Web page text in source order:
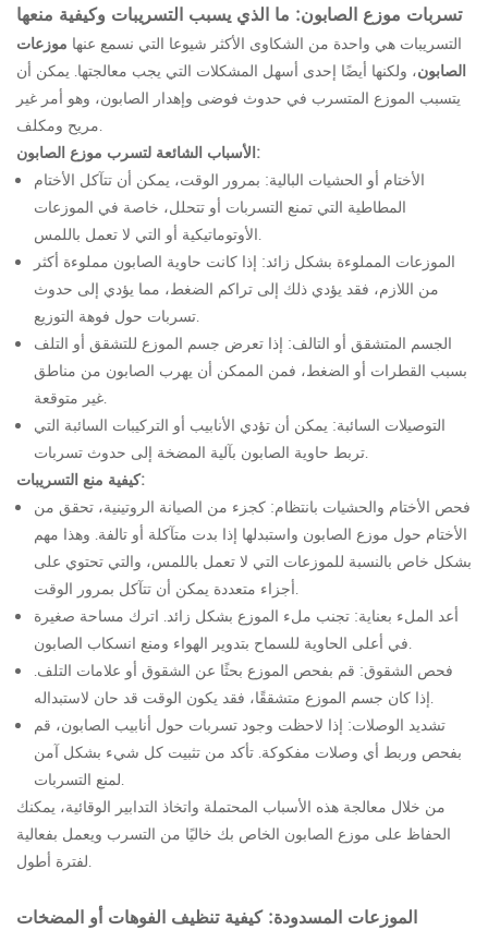
تسربات موزع الصابون: ما الذي يسبب التسريبات وكيفية منعها
التسريبات هي واحدة من الشكاوى الأكثر شيوعا التي نسمع عنها موزعات
الصابون، ولكنها أيضًا إحدى أسهل المشكلات التي يجب معالجتها. يمكن أن
يتسبب الموزع المتسرب في حدوث فوضى وإهدار الصابون، وهو أمر غير
مريح ومكلف.
الأسباب الشائعة لتسرب موزع الصابون:
الأختام أو الحشيات البالية: بمرور الوقت، يمكن أن تتآكل الأختام
المطاطية التي تمنع التسربات أو تتحلل، خاصة في الموزعات
الأوتوماتيكية أو التي لا تعمل باللمس.
الموزعات المملوءة بشكل زائد: إذا كانت حاوية الصابون مملوءة أكثر
من اللازم، فقد يؤدي ذلك إلى تراكم الضغط، مما يؤدي إلى حدوث
تسربات حول فوهة التوزيع.
الجسم المتشقق أو التالف: إذا تعرض جسم الموزع للتشقق أو التلف
بسبب القطرات أو الضغط، فمن الممكن أن يهرب الصابون من مناطق
غير متوقعة.
التوصيلات السائبة: يمكن أن تؤدي الأنابيب أو التركيبات السائبة التي
تربط حاوية الصابون بآلية المضخة إلى حدوث تسربات.
كيفية منع التسريبات:
فحص الأختام والحشيات بانتظام: كجزء من الصيانة الروتينية، تحقق من
الأختام حول موزع الصابون واستبدلها إذا بدت متآكلة أو تالفة. وهذا مهم
بشكل خاص بالنسبة للموزعات التي لا تعمل باللمس، والتي تحتوي على
أجزاء متعددة يمكن أن تتآكل بمرور الوقت.
أعد الملء بعناية: تجنب ملء الموزع بشكل زائد. اترك مساحة صغيرة
في أعلى الحاوية للسماح بتدوير الهواء ومنع انسكاب الصابون.
فحص الشقوق: قم بفحص الموزع بحثًا عن الشقوق أو علامات التلف.
إذا كان جسم الموزع متشققًا، فقد يكون الوقت قد حان لاستبداله.
تشديد الوصلات: إذا لاحظت وجود تسربات حول أنابيب الصابون، قم
بفحص وربط أي وصلات مفكوكة. تأكد من تثبيت كل شيء بشكل آمن
لمنع التسربات.
من خلال معالجة هذه الأسباب المحتملة واتخاذ التدابير الوقائية، يمكنك
الحفاظ على موزع الصابون الخاص بك خاليًا من التسرب ويعمل بفعالية
لفترة أطول.
الموزعات المسدودة: كيفية تنظيف الفوهات أو المضخات